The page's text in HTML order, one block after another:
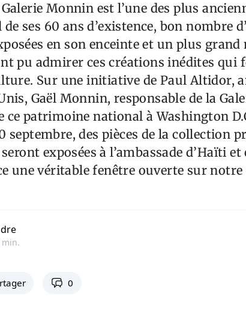
Galerie Monnin est l’une des plus
ses 60 ans d’existence, bon nombre
en son enceinte et un plus grand
pu admirer ces créations inédites qui
Sur une initiative de Paul Altidor,
Gaël Monnin, responsable de la
ce patrimoine national à Washington
septembre, des pièces de la collection
exposées à l’ambassade d’Haïti
une véritable fenêtre ouverte sur
min.
0